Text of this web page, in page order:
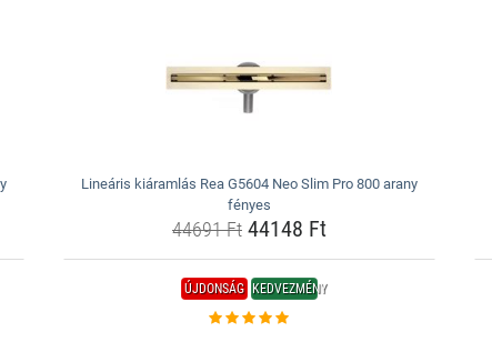
Lineáris kiáramlás Rea G5604 Neo Slim Pro 800 arany
fényes
44691 Ft44148 Ft
ÚJDONSÁG KEDVEZMÉNY